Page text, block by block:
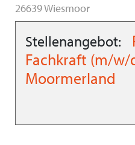
26639 Wiesmoor
Stellenangebot:
Fachkraft (m/
Moormerland